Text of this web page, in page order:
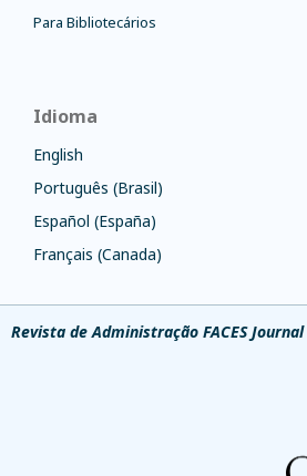
Para Bibliotecários
Idioma
English
Português (Brasil)
Español (España)
Français (Canada)
Revista de Administração FACES Journal